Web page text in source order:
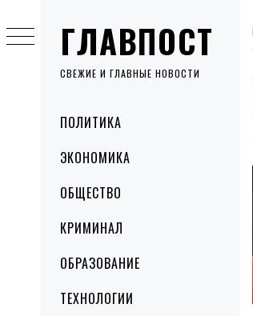
ГЛАВПОСТ
СВЕЖИЕ И ГЛАВНЫЕ НОВОСТИ
MenuПОЛИТИКА
ЭКОНОМИКА
ОБЩЕСТВО
КРИМИНАЛ
ОБРАЗОВАНИЕ
ТЕХНОЛОГИИ
to
content